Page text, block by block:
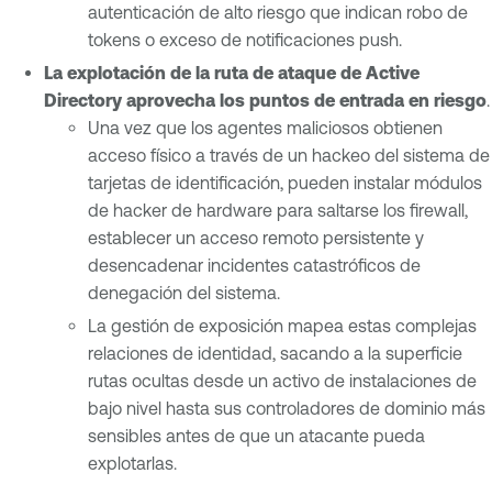
autenticación de alto riesgo que indican robo de
tokens o exceso de notificaciones push.
La explotación de la ruta de ataque de Active
Directory aprovecha los puntos de entrada en riesgo.
Una vez que los agentes maliciosos obtienen
acceso físico a través de un hackeo del sistema de
tarjetas de identificación, pueden instalar módulos
de hacker de hardware para saltarse los firewall,
establecer un acceso remoto persistente y
desencadenar incidentes catastróficos de
denegación del sistema.
La gestión de exposición mapea estas complejas
relaciones de identidad, sacando a la superficie
rutas ocultas desde un activo de instalaciones de
bajo nivel hasta sus controladores de dominio más
sensibles antes de que un atacante pueda
explotarlas.